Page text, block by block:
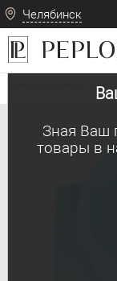
Челябинск
Зная Ваш
товары в
Мужская одежда: